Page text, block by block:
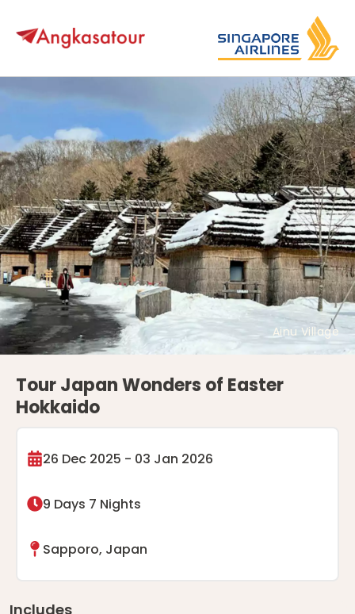
Ainu Village
Tour Japan Wonders of Easter
Hokkaido
26 Dec 2025 - 03 Jan 2026
9 Days 7 Nights
Sapporo, Japan
Includes